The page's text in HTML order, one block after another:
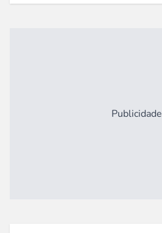
Publicidade